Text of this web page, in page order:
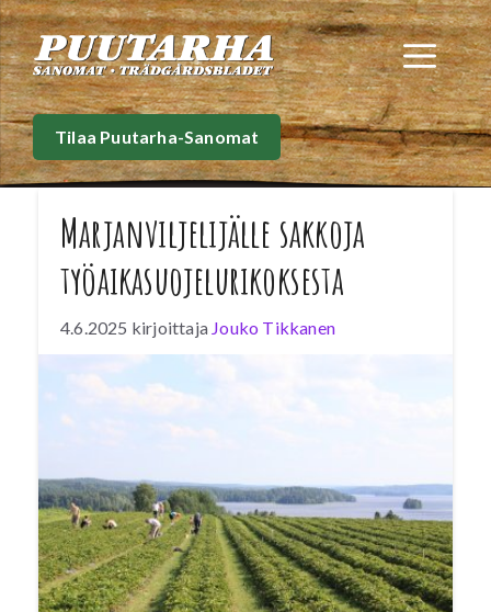
Siirry
sisältöön
Tilaa Puutarha-Sanomat
Marjanviljelijälle sakkoja
työaikasuojelurikoksesta
4.6.2025 kirjoittaja Jouko Tikkanen
Ulkomaalaisia marjanpoimijoita työllistänyt
yksityinen elinkeinonharjoittaja tuomittiin 15
päiväsakkoon työaikasuojelurikoksesta.
puutteet tulivat ilmi työsuojelutarkastuksessa.